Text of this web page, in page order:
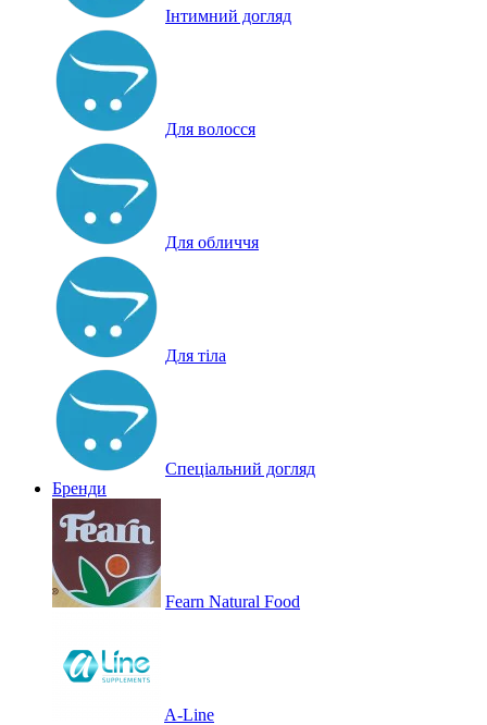
Інтимний догляд
Для волосся
Для обличчя
Для тіла
Спеціальний догляд
Бренди
Fearn Natural Food
A-Line